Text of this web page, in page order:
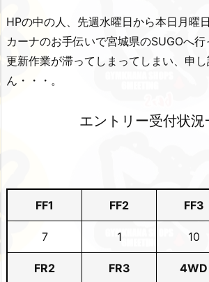
HPの中の人、先週水曜日から本日月曜
カーナのお手伝いで宮城県のSUGOへ行
更新作業が滞ってしまってしまい、申
ん・・・。
エントリー受付状況
FF1 FF2 FF3
7 1 10
FR2 FR3 4WD